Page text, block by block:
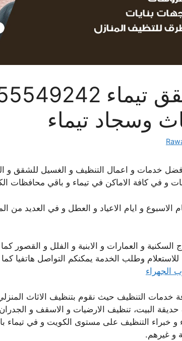
وسجاد تيماء
خدمات و اعمال التنظيف و الغسيل للشقق و
و في كافة الاماكن في تيماء و باقي محافظات
الاسبوع و ايام الاعياد و العطل و في العديد من
و العمارات و الابنية و الفلل و القصور
للاستعلام وطلب الخدمة يمكنكم التواصل هاتفيا
الجهراء
خدمات التنظيف حيث نقوم بتنظيف الاثاث
البيت، تنظيف الارضيات و الاسقف و
و خبراء التنظيف على مستوى الكويت و في تيماء
و غيرهم.